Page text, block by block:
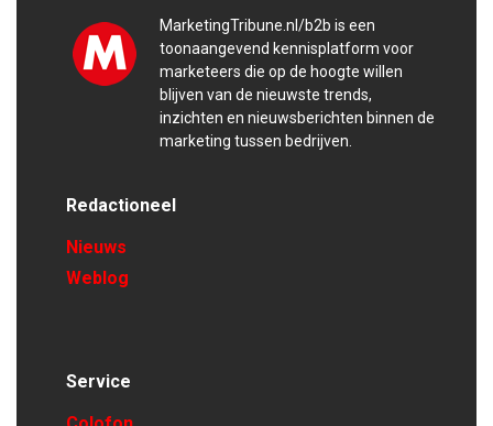
MarketingTribune.nl/b2b is een
toonaangevend kennisplatform voor
marketeers die op de hoogte willen
blijven van de nieuwste trends,
inzichten en nieuwsberichten binnen de
marketing tussen bedrijven.
Redactioneel
Nieuws
Weblog
Service